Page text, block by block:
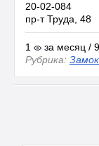
20-02-084
пр-т Труда, 48
1 за месяц /
Рубрика: